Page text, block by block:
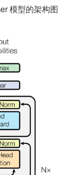
模型的架构图